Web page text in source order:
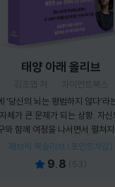
태양 아래 올리브
김초엽 저
자이언트북스
‘당신의 뇌는 평범하지 않다’라
체가 큰 문제가 되는 상황. 자
와 함께 여정을 나서면서 펼쳐
패브릭 북슬리브 (포인트차감)
9.8 (53)